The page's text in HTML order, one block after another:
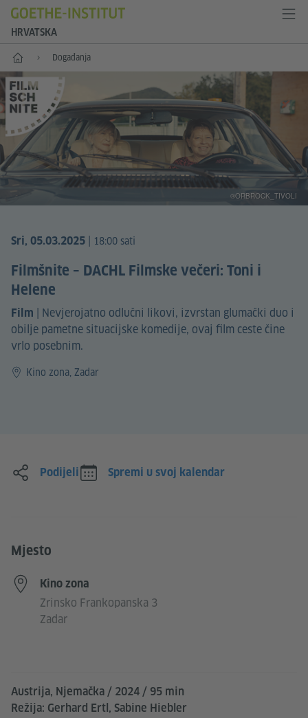
HRVATSKA
Početna Događanja
Sri, 05.03.2025 18:00 sati
Filmšnite – DACHL Filmske večeri: Toni i
Helene
Film | Nevjerojatno odlučni likovi, izvrstan glumački duo i
obilje pametne situacijske komedije, ovaj film ceste čine
vrlo posebnim.
Kino zona, Zadar
®ORBROCK_TIVOLI
Austrija, Njemačka / 2024 / 95 min
Režija: Gerhard Ertl, Sabine Hiebler
Podijeli Spremi u svoj kalendar
Mjesto
Kino zona
Zrinsko Frankopanska 3
Zadar